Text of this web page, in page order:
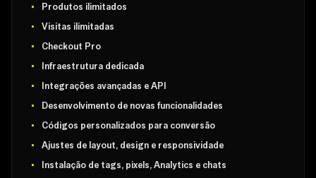
Produtos ilimitados
Visitas ilimitadas
Checkout Pro
Infraestrutura dedicada
Integrações avançadas e API
Desenvolvimento de novas funcionalidades
Códigos personalizados para conversão
Ajustes de layout, design e responsividade
Instalação de tags, pixels, Analytics e chats